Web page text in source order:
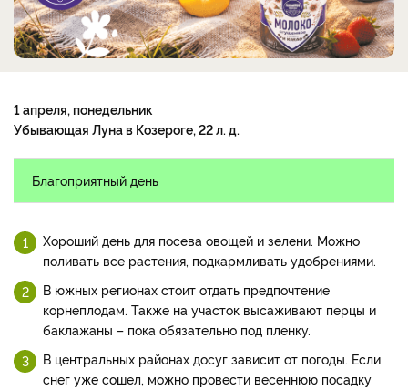
1 апреля, понедельник
Убывающая Луна в Козероге, 22 л. д.
Благоприятный день
Хороший день для посева овощей и зелени. Можно
поливать все растения, подкармливать удобрениями.
В южных регионах стоит отдать предпочтение
корнеплодам. Также на участок высаживают перцы и
баклажаны – пока обязательно под пленку.
В центральных районах досуг зависит от погоды. Если
снег уже сошел, можно провести весеннюю посадку